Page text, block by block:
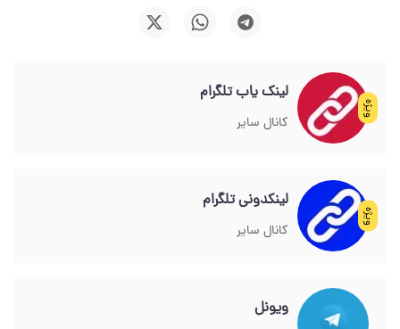
ویژه
لینک یاب تلگرام
کانال سایر
ویژه
لینکدونی تلگرام
کانال سایر
ویونل